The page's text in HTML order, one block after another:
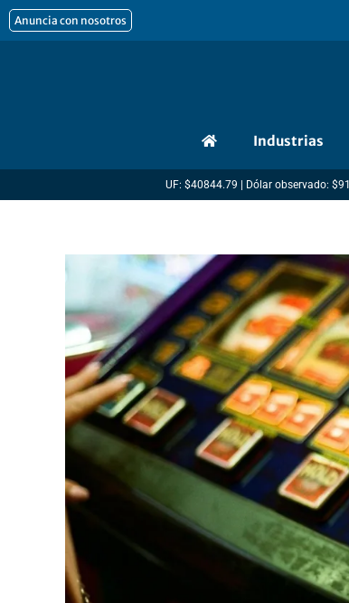
al
Anuncia con nosotros
Industrias
UF: $40844.79 | Dólar observado: